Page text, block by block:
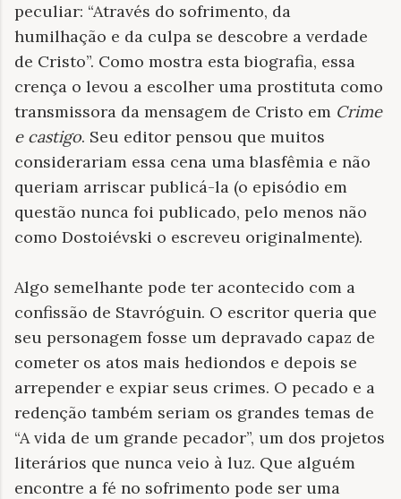
peculiar: “Através do sofrimento, da
humilhação e da culpa se descobre a verdade
de Cristo”. Como mostra esta biografia, essa
crença o levou a escolher uma prostituta como
transmissora da mensagem de Cristo em Crime
e castigo. Seu editor pensou que muitos
considerariam essa cena uma blasfêmia e não
queriam arriscar publicá-la (o episódio em
questão nunca foi publicado, pelo menos não
como Dostoiévski o escreveu originalmente).
Algo semelhante pode ter acontecido com a
confissão de Stavróguin. O escritor queria que
seu personagem fosse um depravado capaz de
cometer os atos mais hediondos e depois se
arrepender e expiar seus crimes. O pecado e a
redenção também seriam os grandes temas de
“A vida de um grande pecador”, um dos projetos
literários que nunca veio à luz. Que alguém
encontre a fé no sofrimento pode ser uma